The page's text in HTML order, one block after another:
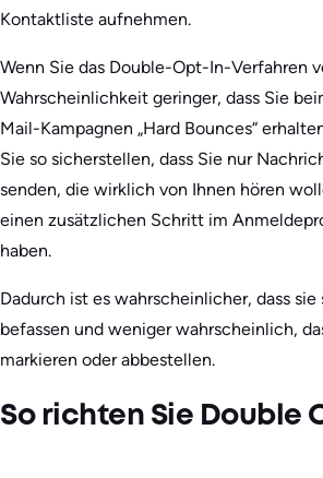
Kontaktliste aufnehmen.
Wenn Sie das Double-Opt-In-Verfahren
Wahrscheinlichkeit geringer, dass Sie
Mail-Kampagnen „Hard Bounces“
Sie so sicherstellen, dass Sie nur
senden, die wirklich von Ihnen hören
einen zusätzlichen Schritt im
haben.
Dadurch ist es wahrscheinlicher, dass
befassen und weniger wahrscheinlich,
markieren oder abbestellen.
So richten Sie Double